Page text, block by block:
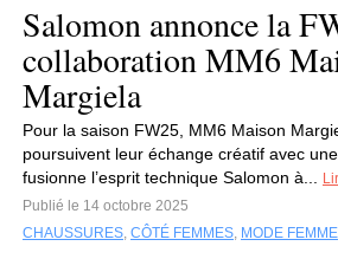
Salomon annonce la
collaboration MM6
Margiela
Pour la saison FW25, MM6 Maison
poursuivent leur échange créatif avec
fusionne l’esprit technique Salomon à...
Publié le 14 octobre 2025
CHAUSSURES, CÔTÉ FEMMES, MODE FEMME